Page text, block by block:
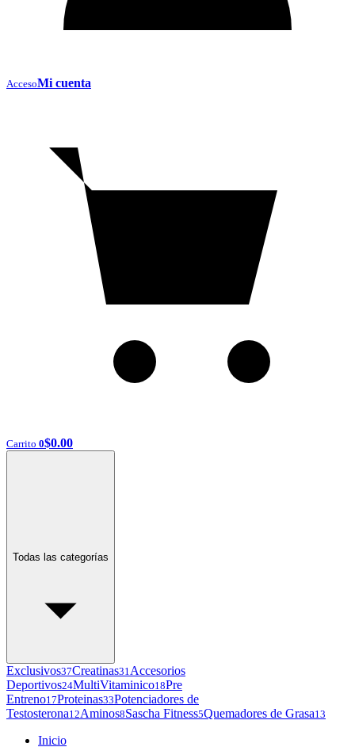
AccesoMi cuenta
Carrito 0$0.00
Todas las categorías
Exclusivos37Creatinas31Accesorios
Deportivos24MultiVitaminico18Pre
Entreno17Proteinas33Potenciadores de
Testosterona12Aminos8Sascha Fitness5Quemadores de Grasa13
Inicio